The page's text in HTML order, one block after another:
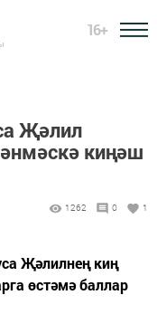
16+
Җәлил
киңәш
1262 0 1
Җәлилнең киң
өстәмә баллар